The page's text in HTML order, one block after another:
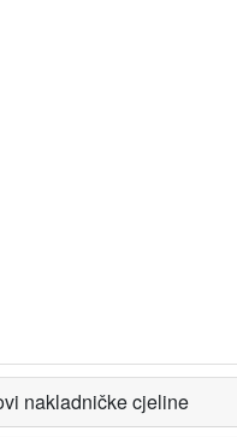
nakladničke cjeline